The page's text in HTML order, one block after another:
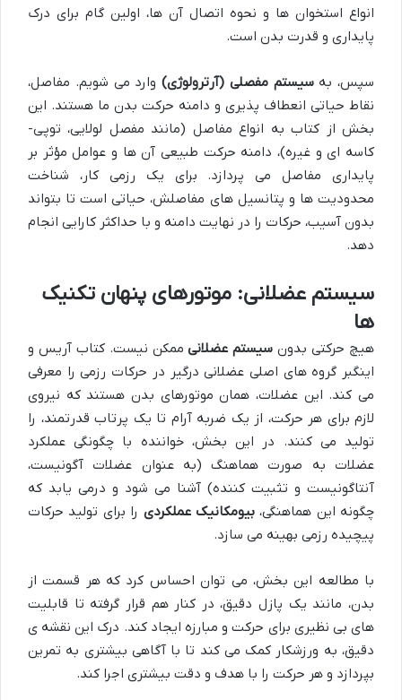
انواع استخوان ها و نحوه اتصال آن ها، اولین گام برای درک
پایداری و قدرت بدن است.
سپس، بهسیستم مفصلی (آرترولوژی) وارد می شویم. مفاصل،
نقاط حیاتی انعطاف پذیری و دامنه حرکت بدن ما هستند. این
بخش از کتاب به انواع مفاصل (مانند مفصل لولایی، توپی-
کاسه ای و غیره)، دامنه حرکت طبیعی آن ها و عوامل مؤثر بر
پایداری مفاصل می پردازد. برای یک رزمی کار، شناخت
محدودیت ها و پتانسیل های مفاصلش، حیاتی است تا بتواند
بدون آسیب، حرکات را در نهایت دامنه و با حداکثر کارایی انجام
دهد.
سیستم عضلانی: موتورهای پنهان تکنیک
ها
هیچ حرکتی بدون سیستم عضلانیممکن نیست. کتاب آریس و
اینگبر گروه های اصلی عضلانی درگیر در حرکات رزمی را معرفی
می کند. این عضلات، همان موتورهای بدن هستند که نیروی
لازم برای هر حرکت، از یک ضربه آرام تا یک پرتاب قدرتمند، را
تولید می کنند. در این بخش، خواننده با چگونگی عملکرد
عضلات به صورت هماهنگ (به عنوان عضلات آگونیست،
آنتاگونیست و تثبیت کننده) آشنا می شود و درمی یابد که
چگونه این هماهنگی،بیومکانیک عملکردی را برای تولید حرکات
پیچیده رزمی بهینه می سازد.
با مطالعه این بخش، می توان احساس کرد که هر قسمت از
بدن، مانند یک پازل دقیق، در کنار هم قرار گرفته تا قابلیت
های بی نظیری برای حرکت و مبارزه ایجاد کند. درک این نقشه ی
دقیق، به ورزشکار کمک می کند تا با آگاهی بیشتری به تمرین
بپردازد و هر حرکت را با هدف و دقت بیشتری اجرا کند.